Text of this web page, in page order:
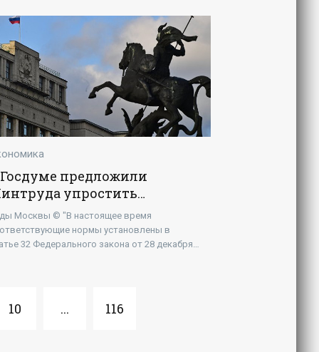
предложили
упростить
родителям
на пенсию -
Москвы © "В настоящее время
нормы установлены в
32 Федерального закона от 28 декабря
10 ... 116